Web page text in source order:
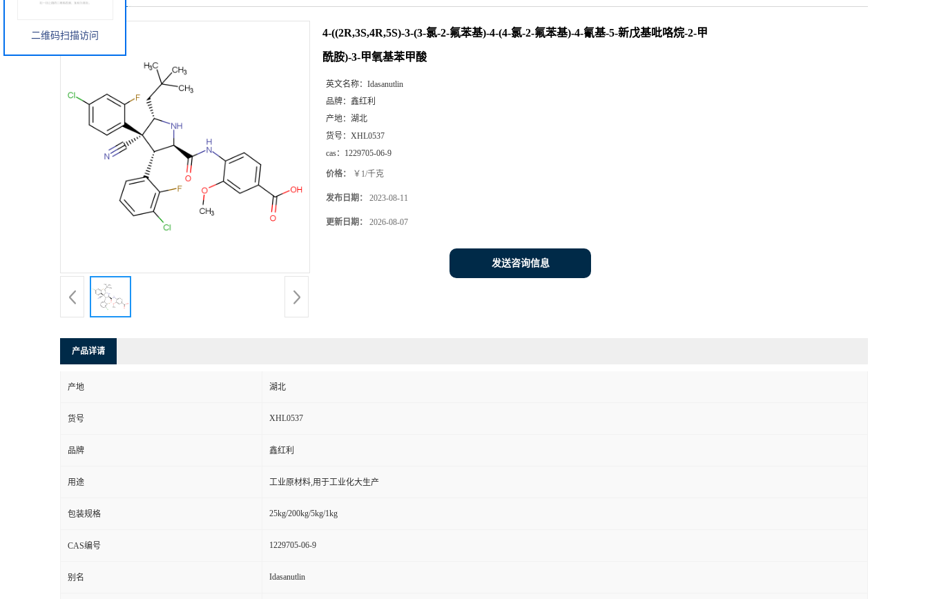
4-((2R,3S,4R,5S)-3-(3-氯-2-氟苯基)-4-(4-氯-2-氟苯基)-4-氰基-5-新戊基吡咯烷-2-甲
酰胺)-3-甲氧基苯甲酸
英文名称： Idasanutlin
品牌： 鑫红利
产地： 湖北
货号： XHL0537
cas： 1229705-06-9
价格： ￥1/千克
发布日期： 2023-08-11
更新日期： 2026-08-07
发送咨询信息
产品详请
产地 湖北
货号 XHL0537
品牌 鑫红利
用途 工业原材料,用于工业化大生产
包装规格 25kg/200kg/5kg/1kg
CAS编号 1229705-06-9
别名 Idasanutlin
二维码扫描访问